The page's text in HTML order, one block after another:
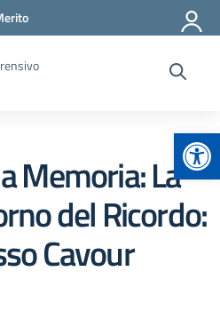
Memoria: La
del Ricordo:
Cavour